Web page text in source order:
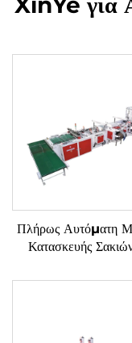
Πλήρως Αυτόματη
Κατασκευής